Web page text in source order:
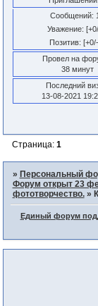
Сообщений:
Уважение:
Позитив:
Провел на
38 минут
Последний
13-08-2021
Страница: 1
» Персональный
Форум открыт 23
фототворчество. »
Единый форум